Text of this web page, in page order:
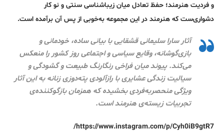
و فردیت هنرمند؛ حفظ تعادل میان زیباشناسی سنتی و نو کار
دشواری‌ست که هنرمند در این مجموعه به‌خوبی از پس آن برآمده است.
آثار سارا سلیمانی قشقایی با بیانی ساده، خودمانی و
بازی‌گوشانه، وقایع سیاسی و اجتماعی روز کشور را منعکس
می‌کند. پیوند میان فراخی رنگارنگ طبیعت و گشودگی و
سیالیت زندگی عشایری با رازآلودی پته‌دوزی زنانه به این آثار
ویژگی منحصربه‌فردی بخشیده که همزمان بازگوکننده‌ی
تجربیات زیسته‌ی هنرمند است.
https://www.instagram.com/p/Cyh0iB9gtR7/